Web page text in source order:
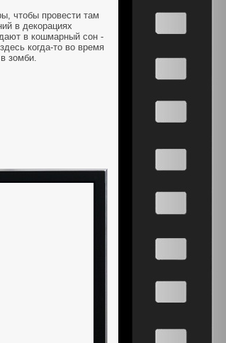
чтобы провести там
в декорациях
в кошмарный сон -
когда-то во время
зомби.